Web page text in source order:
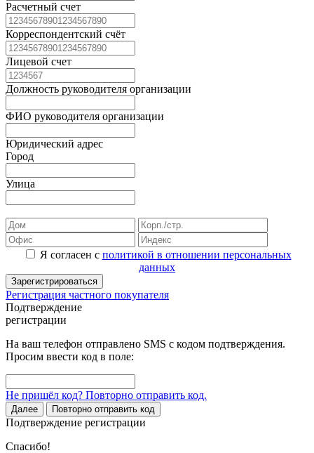
Расчетный счет
Корреспондентский счёт
Лицевой счет
Должность руководителя организации
ФИО руководителя организации
Юридический адрес
Город
Улица
Я согласен с политикой в отношении персональных
данных
Зарегистрироваться
Регистрация частного покупателя
Подтверждение
регистрации
На ваш телефон отправлено SMS с кодом подтверждения.
Просим ввести код в поле:
Не пришёл код? Повторно отправить код.
Далее Повторно отправить код
Подтверждение регистрации
Спасибо!